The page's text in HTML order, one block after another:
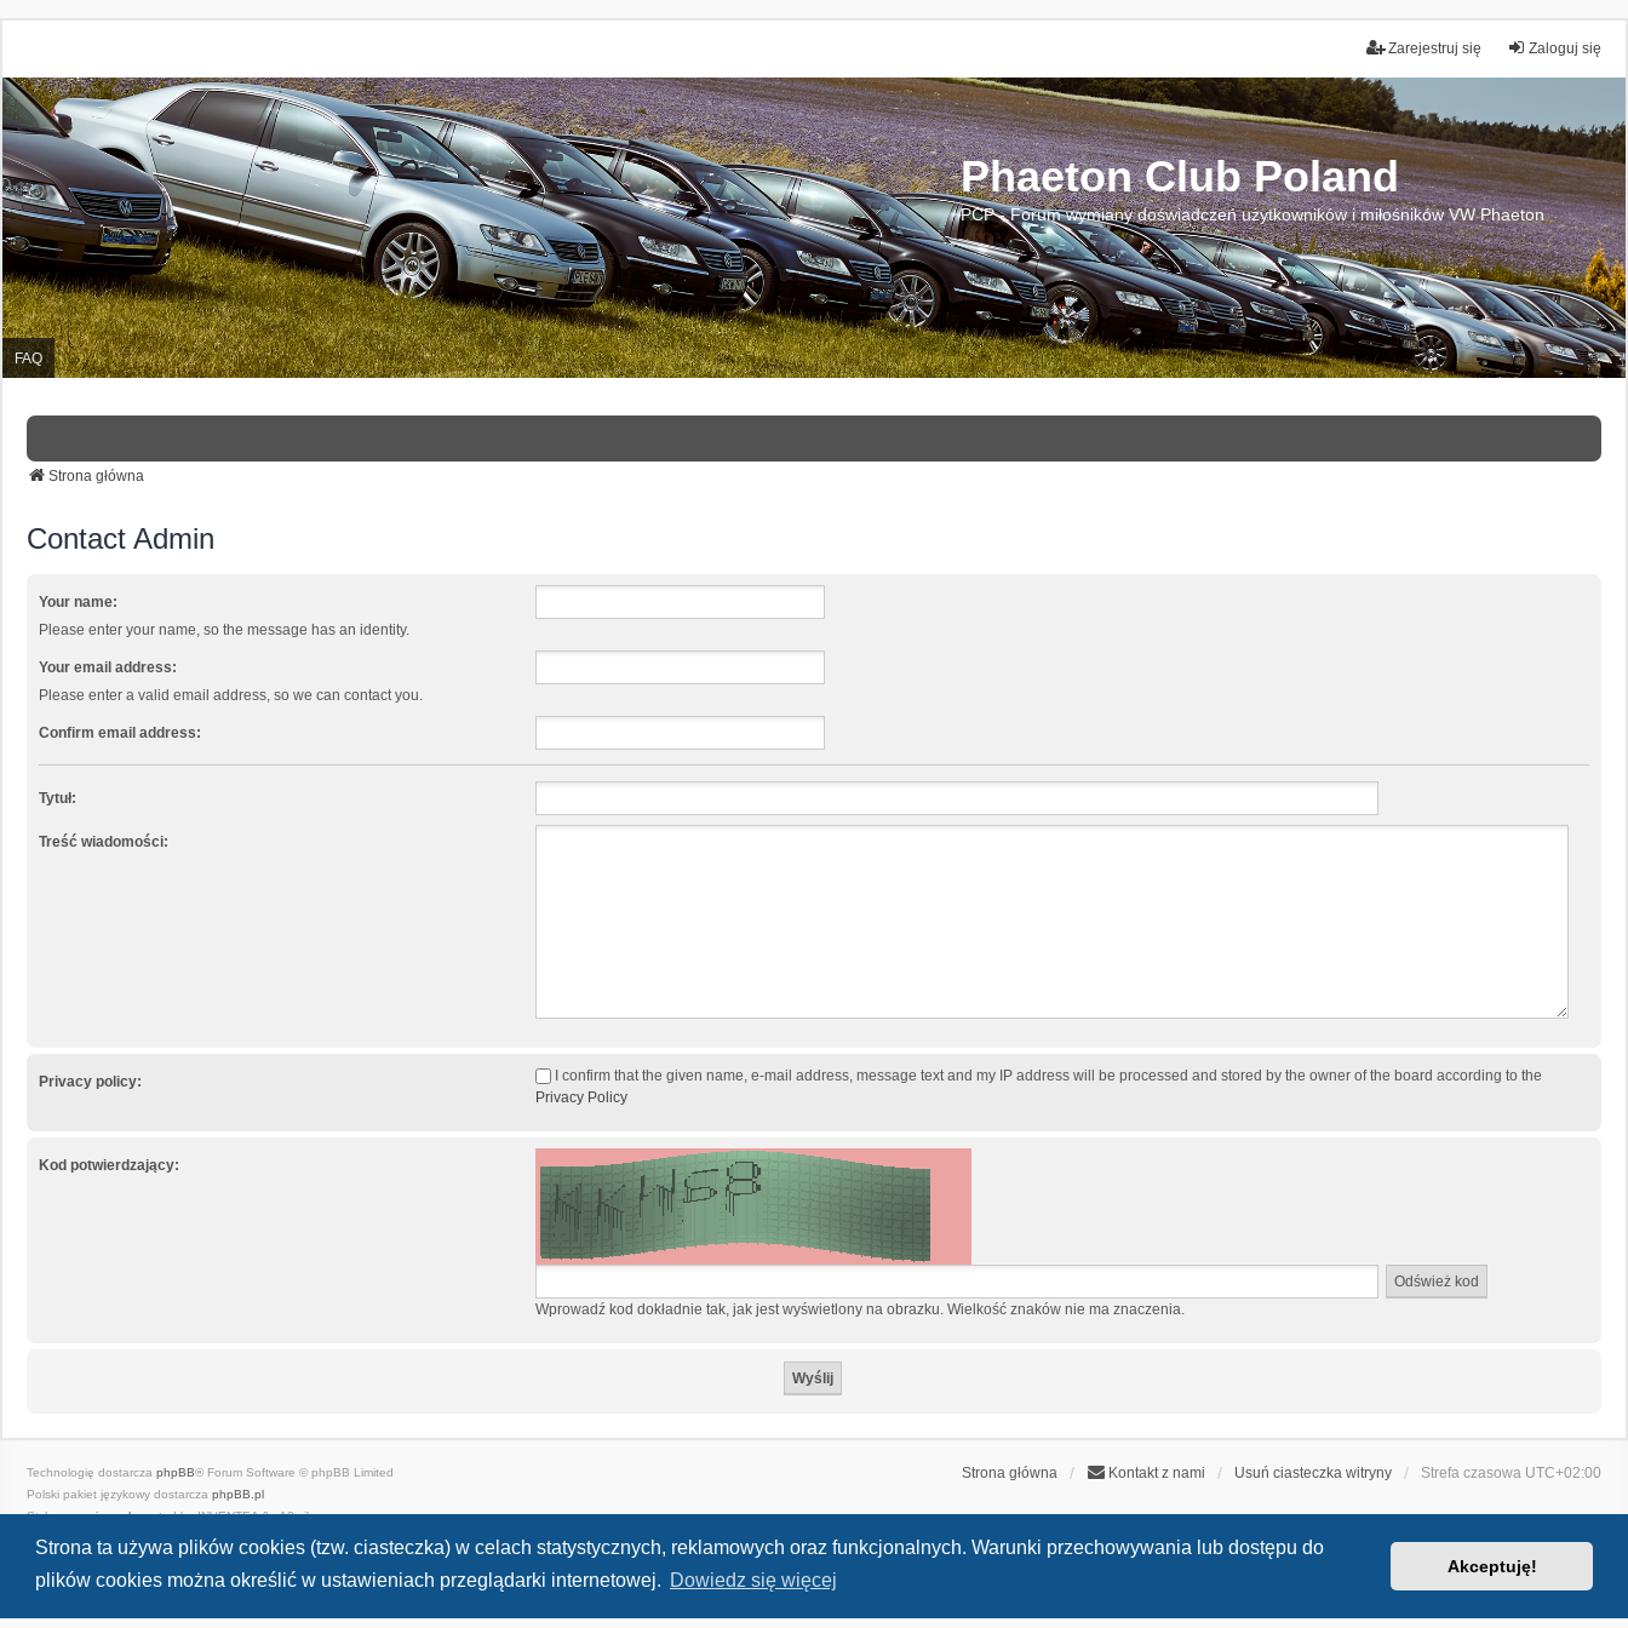
Strona ta używa plików cookies (tzw. ciasteczka) w celach statystycznych, reklamowych oraz funkcjonalnych. Warunki przechowywania lub dostępu do
plików cookies można określić w ustawieniach przeglądarki internetowej. Dowiedz się więcej
Akceptuję!
Zaloguj się
Zarejestruj się
Phaeton Club Poland
PCP - Forum wymiany doświadczeń użytkowników i miłośników VW Phaeton
FAQ
Strona główna
Contact Admin
Your name:
Please enter your name, so the message has an identity.
Your email address:
Please enter a valid email address, so we can contact you.
Confirm email address:
Tytuł:
Treść wiadomości:
Privacy policy:
I confirm that the given name, e-mail address, message text and my IP address will be processed and stored by the owner of the board according to the
Privacy Policy
Kod potwierdzający:
Wprowadź kod dokładnie tak, jak jest wyświetlony na obrazku. Wielkość znaków nie ma znaczenia.
Strona główna Kontakt z nami Usuń ciasteczka witryny Strefa czasowa UTC+02:00
Technologię dostarcza phpBB® Forum Software © phpBB Limited
Polski pakiet językowy dostarcza phpBB.pl
Stylewe_universalcreated by INVENTEA & v12mike
Zasady ochrony danych osobowych
Regulamin